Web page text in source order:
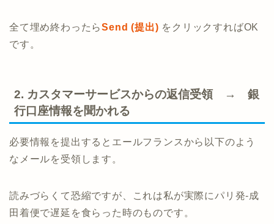
全て埋め終わったらSend (提出) をクリックすればOK
です。
2. カスタマーサービスからの返信受領 → 銀
行口座情報を聞かれる
必要情報を提出するとエールフランスから以下のよう
なメールを受領します。
読みづらくて恐縮ですが、これは私が実際にパリ発-成
田着便で遅延を食らった時のものです。